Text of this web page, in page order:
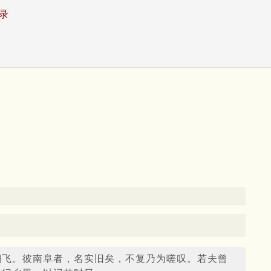
。彼南阜者，名实旧矣，不复乃为嗟叹。若夫曾